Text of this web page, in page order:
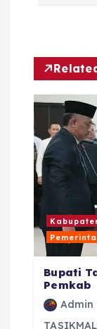
s
p
o
Bupati
Pemkab